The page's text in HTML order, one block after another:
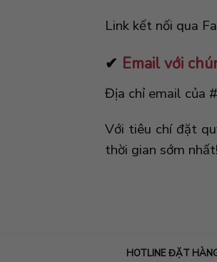
Link kết nối qua
✔ Email với
Địa chỉ email của
Với tiêu chí đặt
thời gian sớm nhất!
HOTLINE ĐẶT